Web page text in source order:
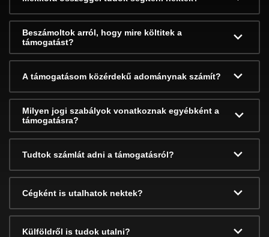
Beszámoltok arról, hogy mire költitek a
támogatást?
A támogatásom közérdekű adománynak számít?
Milyen jogi szabályok vonatkoznak egyébként a
támogatásra?
Tudtok számlát adni a támogatásról?
Cégként is utalhatok nektek?
Külföldről is tudok utalni?